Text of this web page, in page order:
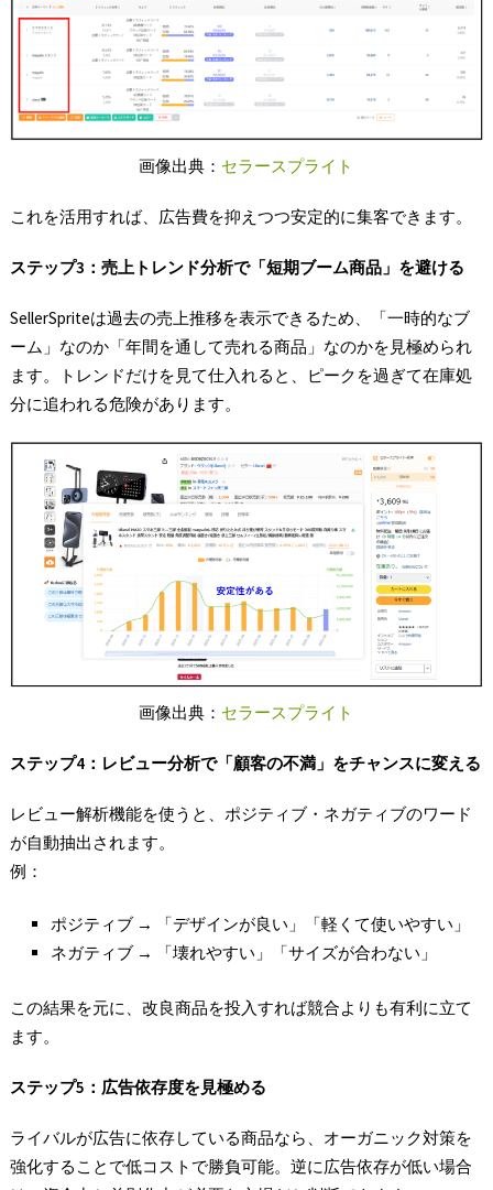
画像出典： セラースプライト
これを活用すれば、広告費を抑えつつ安定的に集客できます。
ステップ3 ：売上トレンド分析で「短期ブーム商品」を避ける
SellerSpriteは過去の売上推移を表示できるため、「一時的なブ
ーム」なのか「年間を通して売れる商品」なのかを見極められ
ます。トレンドだけを見て仕入れると、ピークを過ぎて在庫処
分に追われる危険があります。
画像出典： セラースプライト
ステップ4：レビュー分析で「顧客の不満」をチャンスに変える
レビュー解析機能を使うと、ポジティブ・ネガティブのワード
が自動抽出されます。
例：
ポジティブ → 「デザインが良い」「軽くて使いやすい」
ネガティブ → 「壊れやすい」「サイズが合わない」
この結果を元に、改良商品を投入すれば競合よりも有利に立て
ます。
ステップ5 ：広告依存度を見極める
ライバルが広告に依存している商品なら、オーガニック対策を
強化することで低コストで勝負可能。逆に広告依存が低い場合